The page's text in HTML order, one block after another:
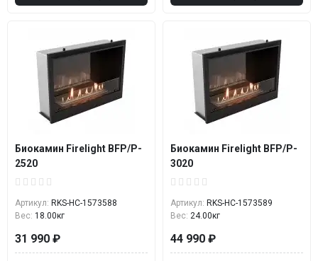
Биокамин Firelight BFP/P-
2520
Артикул: RKS-НС-1573588
Вес: 18.00кг
31 990 ₽
Биокамин Firelight BFP/P-
3020
Артикул: RKS-НС-1573589
Вес: 24.00кг
44 990 ₽